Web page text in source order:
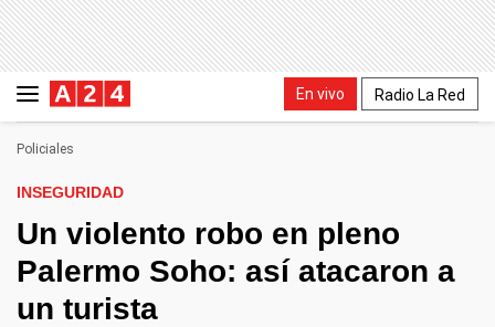
En vivo Radio La Red
Policiales
INSEGURIDAD
Un violento robo en pleno
Palermo Soho: así atacaron a
un turista